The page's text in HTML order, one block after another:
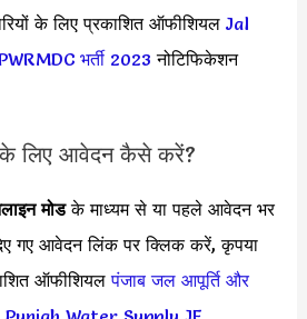
के लिए प्रकाशित ऑफीशियल Jal
भर्ती 2023 नोटिफिकेशन
के लिए आवेदन कैसे करें?
मोडके माध्यम से या पहले आवेदन भर
गए आवेदन लिंक पर क्लिक करें, कृपया
ऑफीशियलपंजाब जल आपूर्ति और